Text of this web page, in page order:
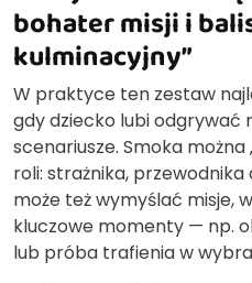
bohater misji i
kulminacyjny”
W praktyce ten zestaw
gdy dziecko lubi odgrywać
scenariusze. Smoka
roli: strażnika,
może też wymyślać misje,
kluczowe momenty — np.
lub próba trafienia w